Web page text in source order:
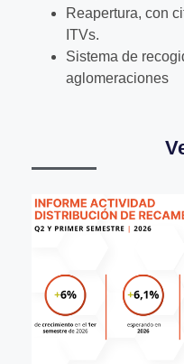
Reapertura, con
ITVs.
Sistema de
aglomeraciones